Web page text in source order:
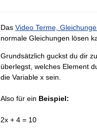
Das Video Terme,
normale Gleichungen lösen
Grundsätzlich guckst du dir
überlegst, welches Element
die Variable x sein.
Also für ein Beispiel:
2x + 4 = 10